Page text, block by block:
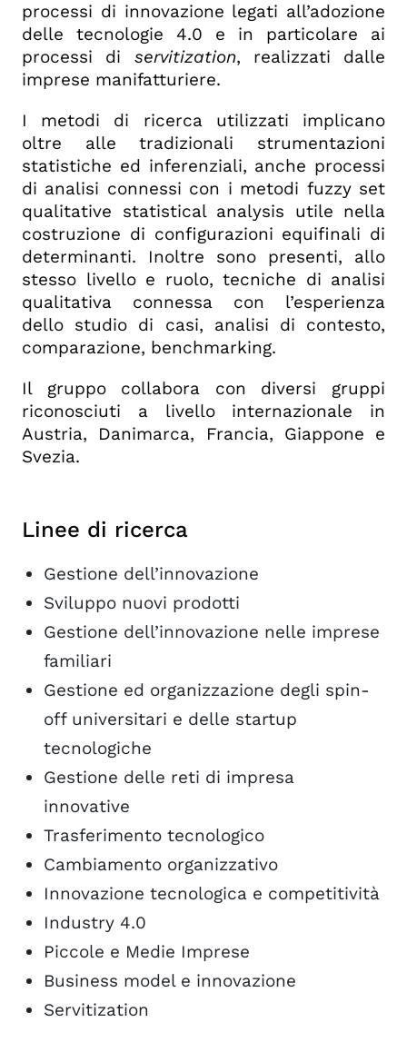
processi di innovazione legati all’adozione
delle tecnologie 4.0 e in particolare ai
processi di servitization, realizzati dalle
imprese manifatturiere.
I metodi di ricerca utilizzati implicano
oltre alle tradizionali strumentazioni
statistiche ed inferenziali, anche processi
di analisi connessi con i metodi fuzzy set
qualitative statistical analysis utile nella
costruzione di configurazioni equifinali di
determinanti. Inoltre sono presenti, allo
stesso livello e ruolo, tecniche di analisi
qualitativa connessa con l’esperienza
dello studio di casi, analisi di contesto,
comparazione, benchmarking.
Il gruppo collabora con diversi gruppi
riconosciuti a livello internazionale in
Austria, Danimarca, Francia, Giappone e
Svezia.
Linee di ricerca
Gestione dell’innovazione
Sviluppo nuovi prodotti
Gestione dell’innovazione nelle imprese
familiari
Gestione ed organizzazione degli spin-
off universitari e delle startup
tecnologiche
Gestione delle reti di impresa
innovative
Trasferimento tecnologico
Cambiamento organizzativo
Innovazione tecnologica e competitività
Industry 4.0
Piccole e Medie Imprese
Business model e innovazione
Servitization